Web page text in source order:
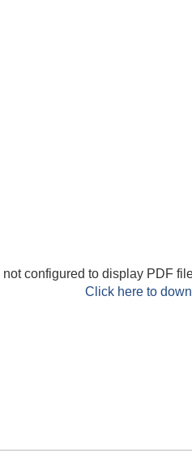
configured to display PDF
Click here to